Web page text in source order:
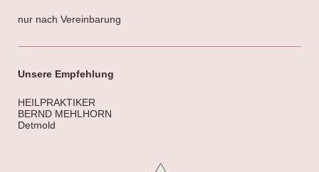
nur nach Vereinbarung
Unsere Empfehlung
HEILPRAKTIKER
BERND MEHLHORN
Detmold